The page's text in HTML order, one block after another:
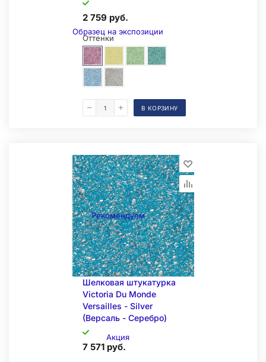
Образец на экспозиции
Складская позиция
2 759 руб.
Оттенки
В КОРЗИНУ
Рекомендуем
Акция
Шелковая штукатурка
Victoria Du Monde
Versailles - Silver
(Версаль - Серебро)
7 571 руб.